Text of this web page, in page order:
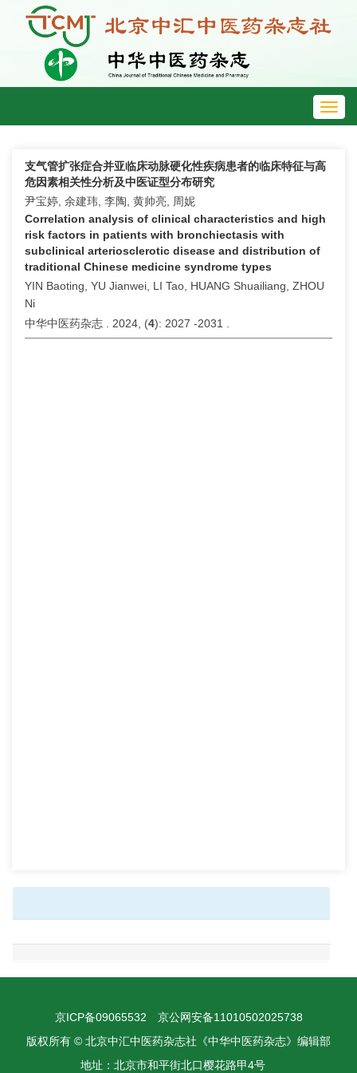
支气管扩张症合并亚临床动脉硬化性疾病患者的临床特征与高
危因素相关性分析及中医证型分布研究
尹宝婷, 余建玮, 李陶, 黄帅亮, 周妮
Correlation analysis of clinical characteristics and high
risk factors in patients with bronchiectasis with
subclinical arteriosclerotic disease and distribution of
traditional Chinese medicine syndrome types
YIN Baoting, YU Jianwei, LI Tao, HUANG Shuailiang, ZHOU
Ni
中华中医药杂志 . 2024, (4): 2027 -2031 .
京ICP备09065532 京公网安备11010502025738
版权所有 © 北京中汇中医药杂志社《中华中医药杂志》编辑部
地址：北京市和平街北口樱花路甲4号